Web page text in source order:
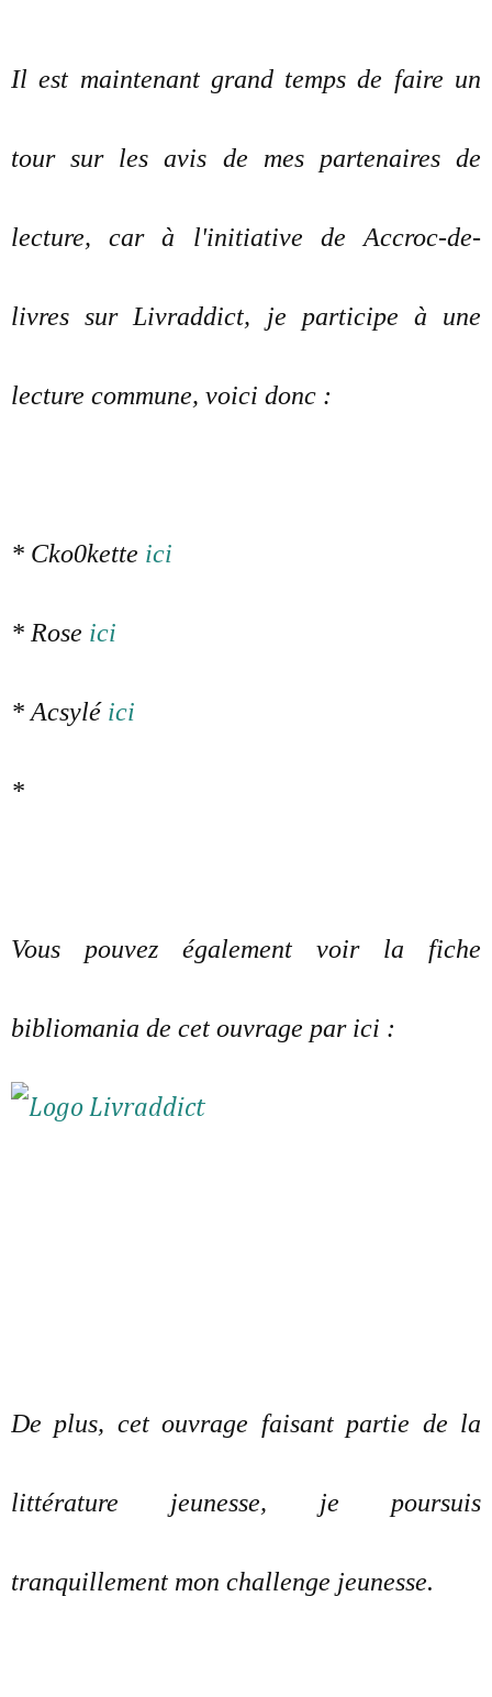
Il est maintenant grand temps de faire un
tour sur les avis de mes partenaires de
lecture, car à l'initiative de Accroc-de-
livres sur Livraddict, je participe à une
lecture commune, voici donc :
* Cko0kette ici
* Rose ici
* Acsylé ici
*
Vous pouvez également voir la fiche
bibliomania de cet ouvrage par ici :
De plus, cet ouvrage faisant partie de la
littérature jeunesse, je poursuis
tranquillement mon challenge jeunesse.